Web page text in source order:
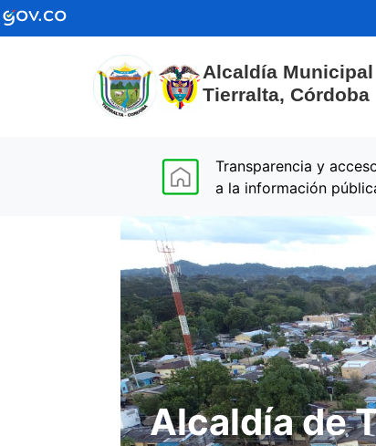
Alcaldía Municipal
Tierralta, Córdoba
(current)
Transparencia y
a la información
Alcaldía de